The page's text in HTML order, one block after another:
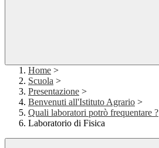
Home >
Scuola >
Presentazione >
Benvenuti all'Istituto Agrario >
Quali laboratori potrò frequentare ?
Laboratorio di Fisica